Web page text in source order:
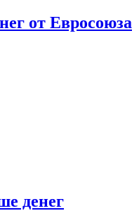
от Евросоюза
денег